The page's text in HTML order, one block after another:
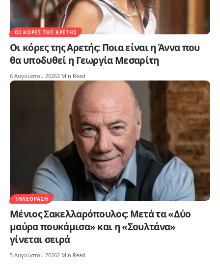
ΟΙ ΚΌΡΕΣ ΤΗΣ ΑΡΕΤΉΣ
Οι κόρες της Αρετής: Ποια είναι η Άννα που
θα υποδυθεί η Γεωργία Μεσαρίτη
6 Αυγούστου 20262 Min Read
ΤΗΛΕΌΡΑΣΗ
Μένιος Σακελλαρόπουλος: Μετά τα «Δύο
μαύρα πουκάμισα» και η «Σουλτάνα»
γίνεται σειρά
5 Αυγούστου 20262 Min Read